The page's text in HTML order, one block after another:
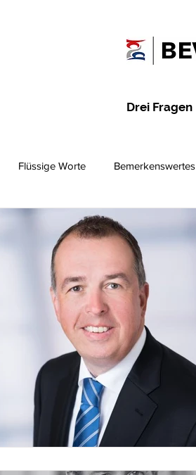
Drei Fragen
Flüssige Worte Bemerkenswertes